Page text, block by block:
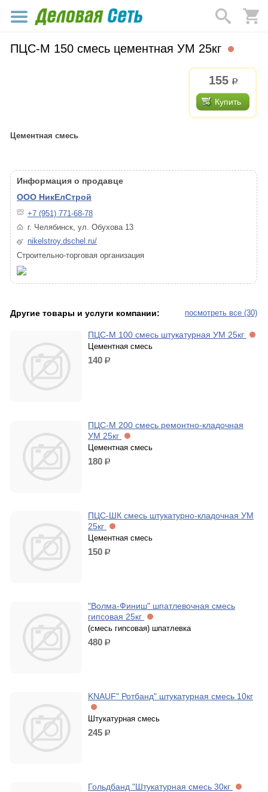
ПЦС-М 150 смесь цементная УМ 25кг
155 р.
Купить
Цементная смесь
Информация о продавце
ООО НикЕлСтрой
+7 (951) 771-68-78
г. Челябинск, ул. Обухова 13
nikelstroy.dschel.ru/
Строительно-торговая организация
посмотреть все (30)
Другие товары и услуги компании:
ПЦС-М 100 смесь штукатурная УМ 25кг
Цементная смесь
140 р.
ПЦС-М 200 смесь ремонтно-кладочная
УМ 25кг
Цементная смесь
180 р.
ПЦС-ШК смесь штукатурно-кладочная УМ
25кг
Цементная смесь
150 р.
"Волма-Финиш" шпатлевочная смесь
гипсовая 25кг
(смесь гипсовая) шпатлевка
480 р.
KNAUF" Ротбанд" штукатурная смесь 10кг
Штукатурная смесь
245 р.
Гольдбанд "Штукатурная смесь 30кг